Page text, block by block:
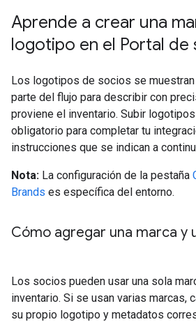
Aprende a crear una
logotipo en el Portal de
Los logotipos de socios se
parte del flujo para describir con
proviene el inventario. Subir
obligatorio para completar tu
instrucciones que se indican a
Nota: La configuración de la pestaña
Brands es específica del entorno.
Cómo agregar una marca y
Los socios pueden usar una sola
inventario. Si se usan varias marcas,
su propio logotipo y metadatos